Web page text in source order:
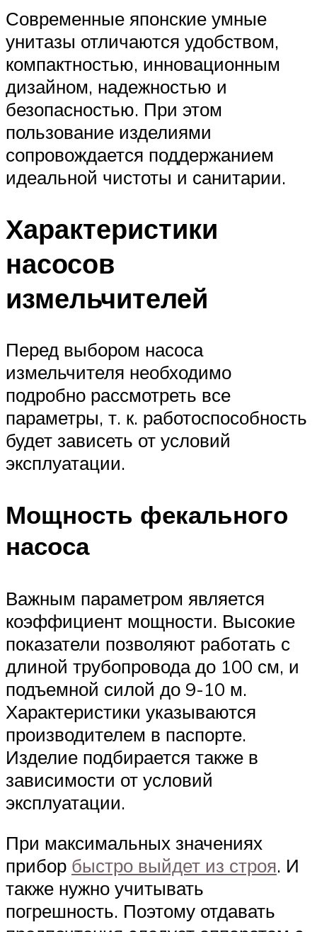
Современные японские умные
унитазы отличаются удобством,
компактностью, инновационным
дизайном, надежностью и
безопасностью. При этом
пользование изделиями
сопровождается поддержанием
идеальной чистоты и санитарии.
Характеристики
насосов
измельчителей
Перед выбором насоса
измельчителя необходимо
подробно рассмотреть все
параметры, т. к. работоспособность
будет зависеть от условий
эксплуатации.
Мощность фекального
насоса
Важным параметром является
коэффициент мощности. Высокие
показатели позволяют работать с
длиной трубопровода до 100 см, и
подъемной силой до 9-10 м.
Характеристики указываются
производителем в паспорте.
Изделие подбирается также в
зависимости от условий
эксплуатации.
При максимальных значениях
прибор быстро выйдет из строя. И
также нужно учитывать
погрешность. Поэтому отдавать